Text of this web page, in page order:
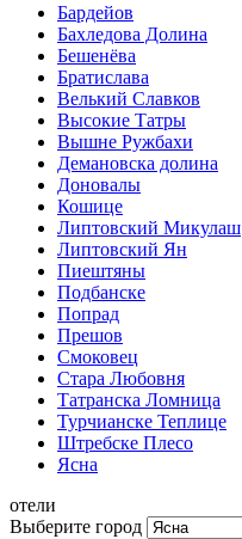
Бардейов
Бахледова Долина
Бешенёва
Братислава
Велький Славков
Высокие Татры
Вышне Ружбахи
Демановска долина
Доновалы
Кошице
Липтовский Микулаш
Липтовский Ян
Пиештяны
Подбанске
Попрад
Прешов
Смоковец
Стара Любовня
Татранска Ломница
Турчианске Теплице
Штребске Плесо
Ясна
отели
Выберите город